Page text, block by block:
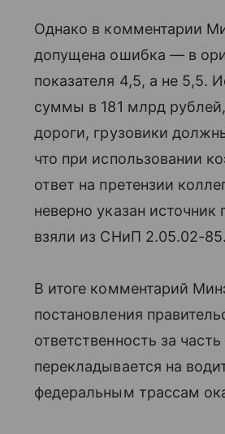
Однако в комментарии
допущена ошибка — в
показателя 4,5, а не 5,5.
суммы в 181 млрд
дороги, грузовики
что при использовании
ответ на претензии
неверно указан
взяли из СНиП 2.05.02-85.
В итоге комментарий
постановления
ответственность за
перекладывается на
федеральным трассам